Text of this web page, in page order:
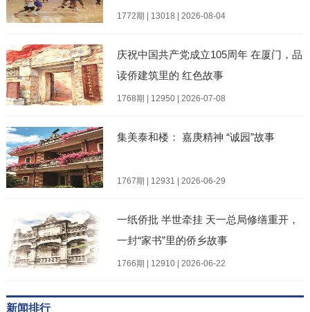
1772期 | 13018 | 2026-08-04
庆祝中国共产党成立105周年 在厦门，品
读侨建筑里的 红色故事
1768期 | 12950 | 2026-07-08
集美泰和楼： 嘉庚精神 “诚园”故事
1767期 | 12931 | 2026-06-29
一纸侨批 半世牵挂 天一总局修缮重开，
一封“家书”里的侨乡故事
1766期 | 12910 | 2026-06-22
新闻排行